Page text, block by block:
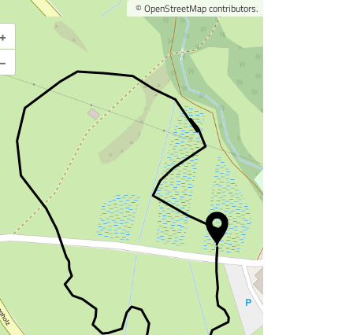
© OpenStreetMapcontributors.
Karte vergrößern